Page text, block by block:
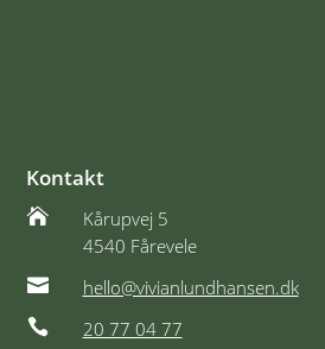
Kontakt

Kårupvej 5
4540 Fårevele
 hello@vivianlundhansen.dk
 20 77 04 77